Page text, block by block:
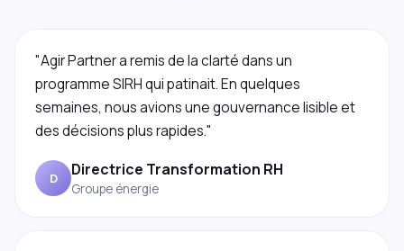
"Agir Partner a remis de la clarté dans un
programme SIRH qui patinait. En quelques
semaines, nous avions une gouvernance lisible et
des décisions plus rapides."
D Directrice Transformation RH
Groupe énergie